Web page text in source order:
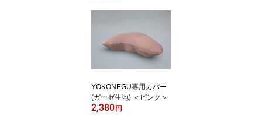
YOKONEGU専用カバー
(ガーゼ生地) ＜ピンク＞
2,380 円